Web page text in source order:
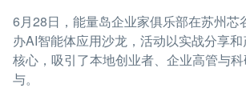
6月28日，能量岛企业家俱乐部在苏州芯
办AI智能体应用沙龙，活动以实战分享
核心，吸引了本地创业者、企业高管与
与。